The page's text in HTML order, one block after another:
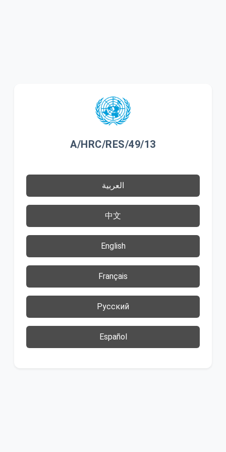
A/HRC/RES/49/13
العربية
中文
English
Français
Русский
Español